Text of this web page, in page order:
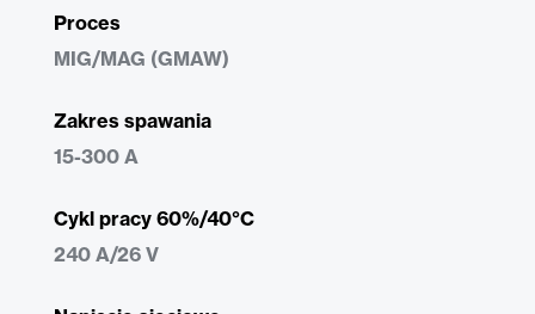
Proces
MIG/MAG (GMAW)
Zakres spawania
15-300 A
Cykl pracy 60%/40°C
240 A/26 V